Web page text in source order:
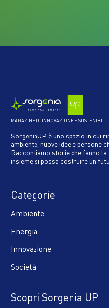
MAGAZINE DI INNOVAZIONE E
SorgeniaUP è uno spazio in cui
ambiente, nuove idee e persone
Raccontiamo storie che fanno
insieme si possa costruire un
Categorie
Ambiente
Energia
Innovazione
Società
Scopri Sorgenia UP